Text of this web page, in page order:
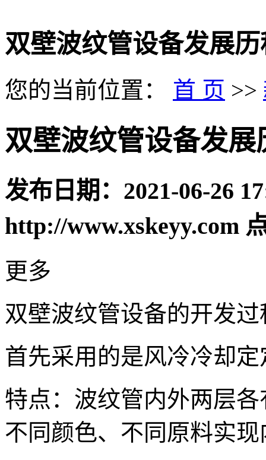
双壁波纹管设备发展
您的当前位置： 首 页 >>
双壁波纹管设备发
发布日期： 2021-06-26
http://www.xskeyy.com
更多
双壁波纹管设备的开发过
首先采用的是风冷冷却
特点：波纹管内外两层各
不同颜色、不同原料实